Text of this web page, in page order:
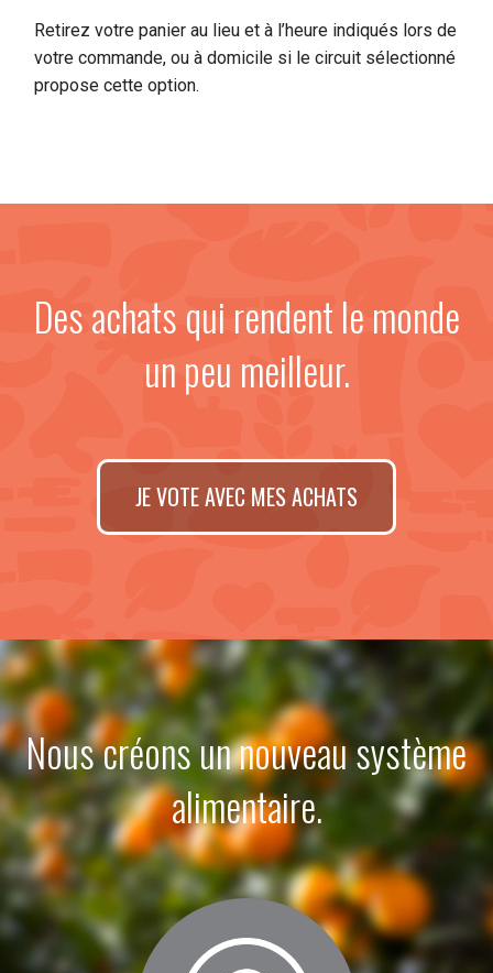
Retirez votre panier au lieu et à l’heure indiqués lors de
votre commande, ou à domicile si le circuit sélectionné
propose cette option.
Des achats qui rendent le monde
un peu meilleur.
JE VOTE AVEC MES ACHATS
Nous créons un nouveau système
alimentaire.